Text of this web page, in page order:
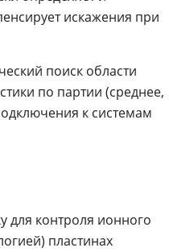
искажения при
поиск области
по партии (среднее,
к системам
для контроля ионного
пластинах